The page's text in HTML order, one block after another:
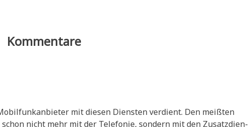
Kommentare
mit die­sen Dien­sten ver­dient. Den meiß­ten
nicht mehr mit der Tele­fo­nie, son­dern mit den Zusatz­dien­